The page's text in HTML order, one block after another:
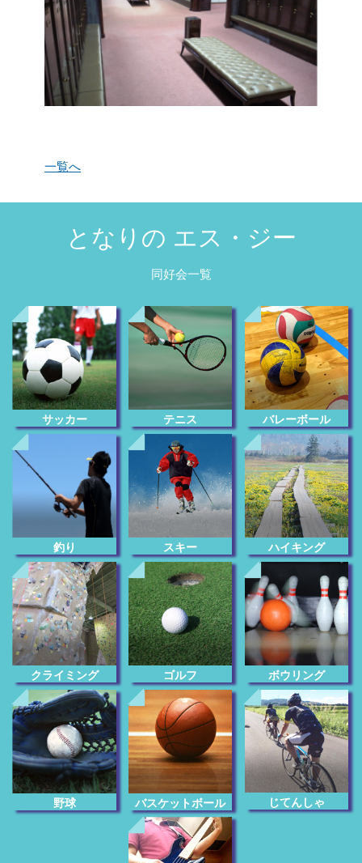
一覧へ
となりの エス・ジー
同好会一覧
サッカー テニス バレーボール
釣り スキー ハイキング
クライミング ゴルフ ボウリング
野球 バスケットボール じてんしゃ